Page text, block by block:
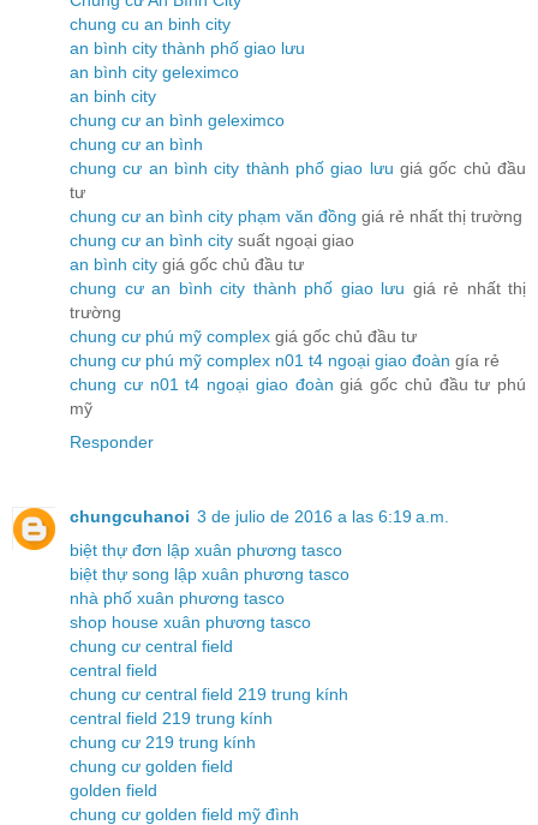
chung cu an binh city
an bình city thành phố giao lưu
an bình city geleximco
an binh city
chung cư an bình geleximco
chung cư an bình
chung cư an bình city thành phố giao lưu giá gốc chủ đầu
tư
chung cư an bình city phạm văn đồng giá rẻ nhất thị trường
chung cư an bình city suất ngoại giao
an bình city giá gốc chủ đầu tư
chung cư an bình city thành phố giao lưu giá rẻ nhất thị
trường
chung cư phú mỹ complex giá gốc chủ đầu tư
chung cư phú mỹ complex n01 t4 ngoại giao đoàn gía rẻ
chung cư n01 t4 ngoại giao đoàn giá gốc chủ đầu tư phú
mỹ
Responder
chungcuhanoi 3 de julio de 2016 a las 6:19 a.m.
biệt thự đơn lập xuân phương tasco
biệt thự song lập xuân phương tasco
nhà phố xuân phương tasco
shop house xuân phương tasco
chung cư central field
central field
chung cư central field 219 trung kính
central field 219 trung kính
chung cư 219 trung kính
chung cư golden field
golden field
chung cư golden field mỹ đình